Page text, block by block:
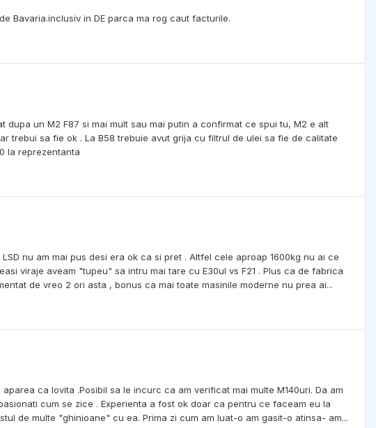
Bavaria.inclusiv in DE parca ma rog caut facturile.
un M2 F87 si mai mult sau mai putin a confirmat ce spui tu, M2 e alt
trebui sa fie ok . La B58 trebuie avut grija cu filtrul de ulei sa fie de calitate
la reprezentanta
nu am mai pus desi era ok ca si pret . Altfel cele aproap 1600kg nu ai ce
viraje aveam "tupeu" sa intru mai tare cu E30ul vs F21 . Plus ca de fabrica
de vreo 2 ori asta , bonus ca mai toate masinile moderne nu prea ai...
ca lovita .Posibil sa le incurc ca am verificat mai multe M140uri. Da am
cum se zice . Experienta a fost ok doar ca pentru ce faceam eu la
de multe "ghinioane" cu ea. Prima zi cum am luat-o am gasit-o atinsa- am...